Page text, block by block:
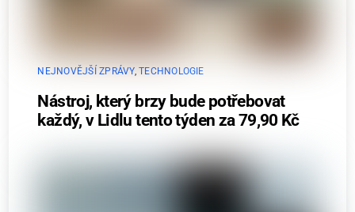
NEJNOVĚJŠÍ ZPRÁVY,TECHNOLOGIE
Nástroj, který brzy bude potřebovat
každý, v Lidlu tento týden za 79,90 Kč